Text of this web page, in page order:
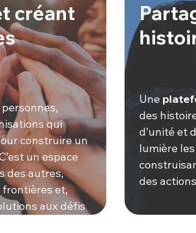
créant
qui
construire un
un espace
des autres,
et,
aux défis
Une
des
d’unité et
lumière
des